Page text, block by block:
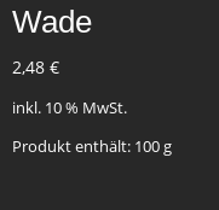
Wade
2,48 €
inkl. 10 % MwSt.
Produkt enthält: 100g